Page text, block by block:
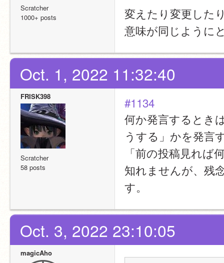
Scratcher
1000+ posts
変えたり変更した
意味が同じように
Oct. 1, 2022 11:32:40
FRISK398
Scratcher
58 posts
#1134
何か発言するとき
うする」かを発言
「前の投稿見れ
知れませんが、残
す。
Oct. 3, 2022 23:10:05
magicAho